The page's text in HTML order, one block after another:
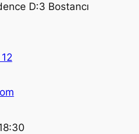
D:3 Bostancı